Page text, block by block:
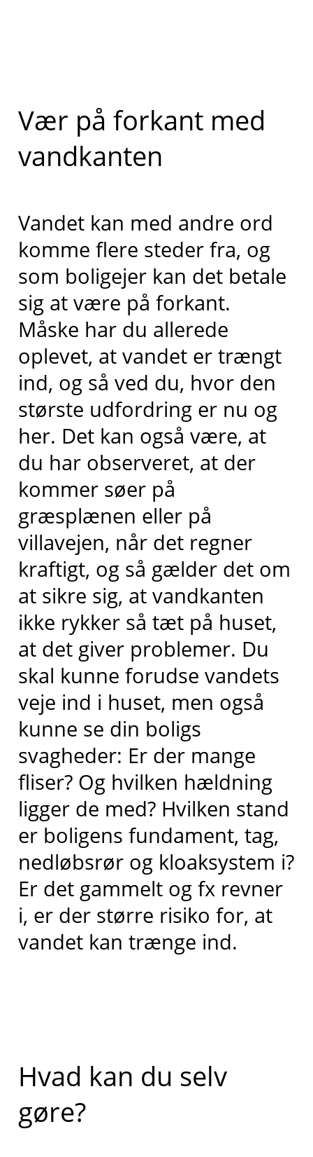
Vær på forkant med
vandkanten
Vandet kan med andre ord
komme flere steder fra, og
som boligejer kan det betale
sig at være på forkant.
Måske har du allerede
oplevet, at vandet er trængt
ind, og så ved du, hvor den
største udfordring er nu og
her. Det kan også være, at
du har observeret, at der
kommer søer på
græsplænen eller på
villavejen, når det regner
kraftigt, og så gælder det om
at sikre sig, at vandkanten
ikke rykker så tæt på huset,
at det giver problemer. Du
skal kunne forudse vandets
veje ind i huset, men også
kunne se din boligs
svagheder: Er der mange
fliser? Og hvilken hældning
ligger de med? Hvilken stand
er boligens fundament, tag,
nedløbsrør og kloaksystem i?
Er det gammelt og fx revner
i, er der større risiko for, at
vandet kan trænge ind.
Hvad kan du selv
gøre?